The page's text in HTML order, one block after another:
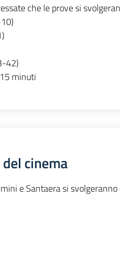
che le prove si
42)
minuti
cinema
e Santaera si